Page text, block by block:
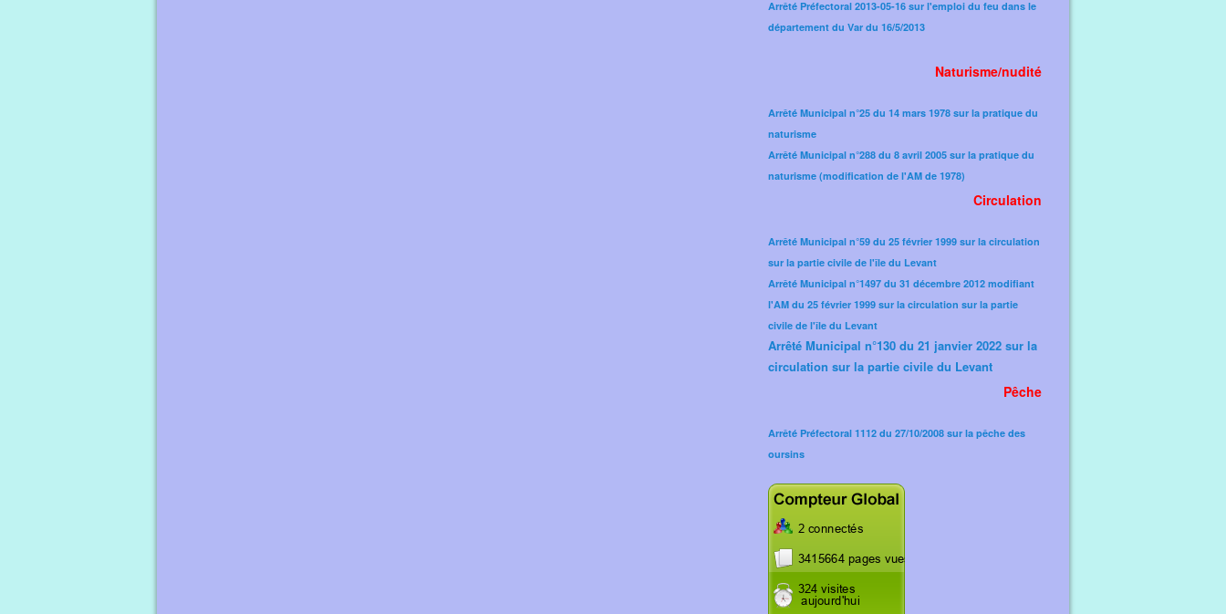
Arrêté Préfectoral 2013-05-16 sur l'emploi du feu dans le
département du Var du 16/5/2013
Naturisme/nudité
Arrêté Municipal n°25 du 14 mars 1978 sur la pratique du
naturisme
Arrêté Municipal n°288 du 8 avril 2005 sur la pratique du
naturisme (modification de l'AM de 1978)​
Circulation
Arrêté Municipal n°59 du 25 février 1999 sur la circulation
sur la partie civile de l'île du Levant
Arrêté Municipal n°1497 du 31 décembre 2012 modifiant
l'AM du 25 février 1999 sur la circulation sur la partie
civile de l'île du Levant
Arrêté Municipal n°130 du 21 janvier 2022 sur la
circulation sur la partie civile du Levant
Pêche
Arrêté Préfectoral 1112 du 27/10/2008 sur la pêche des
oursins